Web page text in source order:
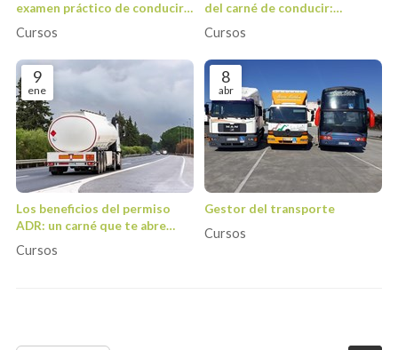
examen práctico de conducir:
consejos y recomendaciones
para superarlo
Cursos
del carné de conducir:
opciones y requisitos para
recuperarlos
Cursos
9
ene
Los beneficios del permiso
ADR: un carné que te abre
muchas puertas laborales
Cursos
8
abr
Gestor del transporte
Cursos